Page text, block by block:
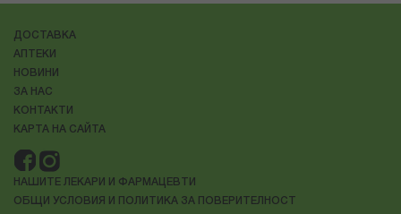
ДОСТАВКА
АПТЕКИ
НОВИНИ
ЗА НАС
КОНТАКТИ
КАРТА НА САЙТА
НАШИТЕ ЛЕКАРИ И ФАРМАЦЕВТИ
ОБЩИ УСЛОВИЯ И ПОЛИТИКА ЗА ПОВЕРИТЕЛНОСТ